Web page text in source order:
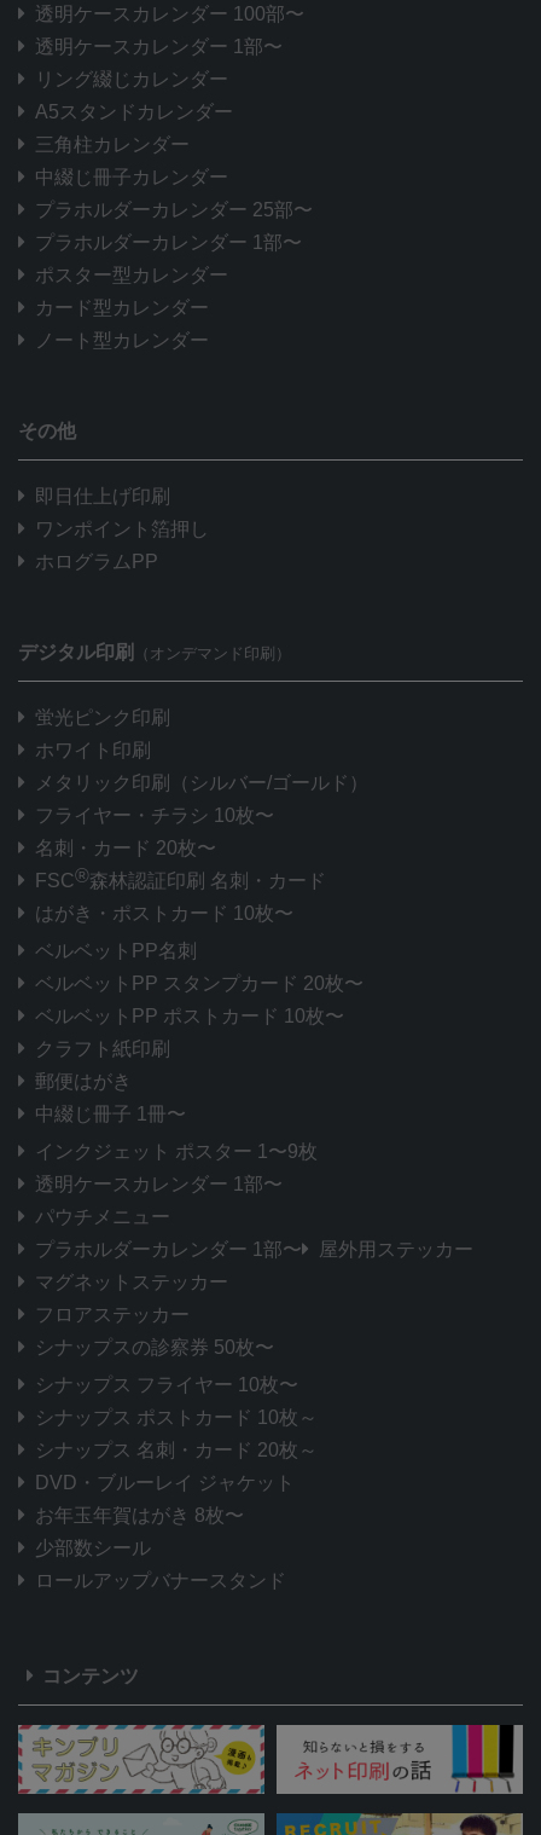
透明ケースカレンダー 100部〜
透明ケースカレンダー 1部〜
リング綴じカレンダー
A5スタンドカレンダー
三角柱カレンダー
中綴じ冊子カレンダー
プラホルダーカレンダー 25部〜
プラホルダーカレンダー 1部〜
ポスター型カレンダー
カード型カレンダー
ノート型カレンダー
その他
即日仕上げ印刷
ワンポイント箔押し
ホログラムPP
デジタル印刷 （オンデマンド印刷）
蛍光ピンク印刷
ホワイト印刷
メタリック印刷
（シルバー/ゴールド）
フライヤー・チラシ 10枚〜
名刺・カード 20枚〜
FSC®森林認証印刷 名刺・カード
はがき・ポストカード 10枚〜
ベルベットPP名刺
ベルベットPP スタンプカード 20枚〜
ベルベットPP ポストカード 10枚〜
クラフト紙印刷
郵便はがき
中綴じ冊子 1冊〜
インクジェット ポスター 1〜9枚
透明ケースカレンダー 1部〜
パウチメニュー
プラホルダーカレンダー 1部〜
屋外用ステッカー
マグネットステッカー
フロアステッカー
シナップスの診察券 50枚〜
シナップス フライヤー 10枚〜
シナップス ポストカード 10枚～
シナップス 名刺・カード 20枚～
DVD・ブルーレイ ジャケット
お年玉年賀はがき 8枚〜
少部数シール
ロールアップバナースタンド
コンテンツ